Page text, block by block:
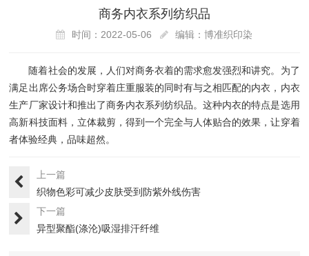
商务内衣系列纺织品
时间：2022-05-06 编辑：博准织印染
随着社会的发展，人们对商务衣着的需求愈发强烈和讲究。为了
满足出席公务场合时穿着庄重服装的同时有与之相匹配的内衣，内衣
生产厂家设计和推出了商务内衣系列纺织品。这种内衣的特点是选用
高新科技面料，立体裁剪，得到一个完全与人体贴合的效果，让穿着
者体验经典，品味超然。
上一篇
织物色彩可减少皮肤受到防紫外线伤害
下一篇
异型聚酯(涤沦)吸湿排汗纤维